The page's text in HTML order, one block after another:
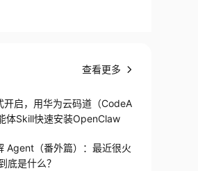
案例分享
查看更多
开启，用华为云码道（CodeA
体Skill快速安装OpenClaw
Agent（番外篇）：最近很火
底是什么？